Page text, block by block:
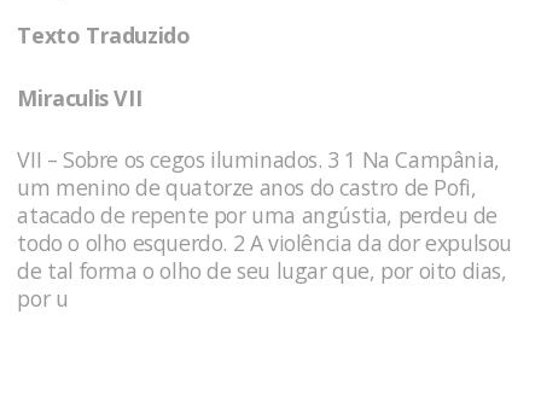
Texto Traduzido
Miraculis VII
VII – Sobre os cegos iluminados. 3 1 Na Campânia,
um menino de quatorze anos do castro de Pofi,
atacado de repente por uma angústia, perdeu de
todo o olho esquerdo. 2 A violência da dor expulsou
de tal forma o olho de seu lugar que, por oito dias,
por u